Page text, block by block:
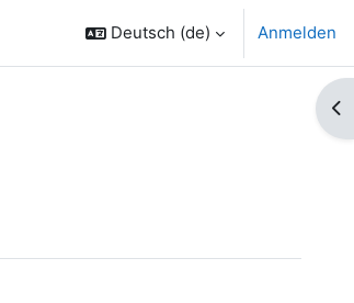
Deutsch ‎(de)‎ Anmelden